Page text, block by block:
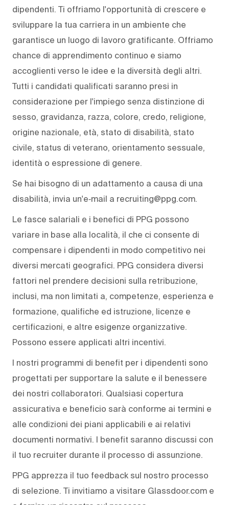
dipendenti. Ti offriamo l'opportunità di crescere e
sviluppare la tua carriera in un ambiente che
garantisce un luogo di lavoro gratificante. Offriamo
chance di apprendimento continuo e siamo
accoglienti verso le idee e la diversità degli altri.
Tutti i candidati qualificati saranno presi in
considerazione per l'impiego senza distinzione di
sesso, gravidanza, razza, colore, credo, religione,
origine nazionale, età, stato di disabilità, stato
civile, status di veterano, orientamento sessuale,
identità o espressione di genere.
Se hai bisogno di un adattamento a causa di una
disabilità, invia un'e‑mail a recruiting@ppg.com.
Le fasce salariali e i benefici di PPG possono
variare in base alla località, il che ci consente di
compensare i dipendenti in modo competitivo nei
diversi mercati geografici. PPG considera diversi
fattori nel prendere decisioni sulla retribuzione,
inclusi, ma non limitati a, competenze, esperienza e
formazione, qualifiche ed istruzione, licenze e
certificazioni, e altre esigenze organizzative.
Possono essere applicati altri incentivi.
I nostri programmi di benefit per i dipendenti sono
progettati per supportare la salute e il benessere
dei nostri collaboratori. Qualsiasi copertura
assicurativa e beneficio sarà conforme ai termini e
alle condizioni dei piani applicabili e ai relativi
documenti normativi. I benefit saranno discussi con
il tuo recruiter durante il processo di assunzione.
PPG apprezza il tuo feedback sul nostro processo
di selezione. Ti invitiamo a visitare Glassdoor.com e